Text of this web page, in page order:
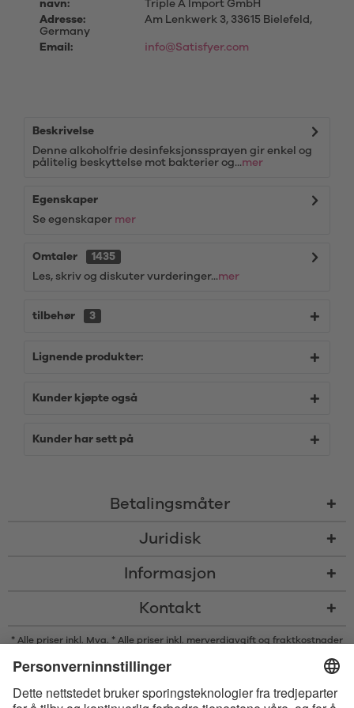
navn:
Triple A Import GmbH
Adresse:
Am Lenkwerk 3, 33615 Bielefeld,
Germany
Email:
info@Satisfyer.com
Beskrivelse
Denne alkoholfrie desinfeksjonssprayen gir enkel og
pålitelig beskyttelse mot bakterier og...mer
Egenskaper
Se egenskaper mer
Omtaler
1435
Les, skriv og diskuter vurderinger...mer
tilbehør 3
Lignende produkter:
Kunder kjøpte også
Kunder har sett på
Betalingsmåter
Juridisk
Informasjon
Kontakt
* Alle priser inkl. Mva. * Alle priser inkl. merverdiavgift og fraktkostnader
* Bluetooth®s ordmerke og logoer er registrerte varemerker som eies av
Bluetooth SIG, Inc., og enhver bruk av slike merker av Satisfyer GmbH